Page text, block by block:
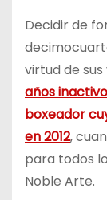
Decidir de
virtud de
años
boxeador
en 2012,
para todos
Noble Arte.